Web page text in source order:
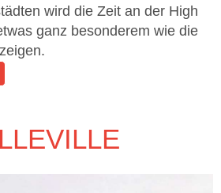
wird die Zeit an der High
ganz besonderem wie die